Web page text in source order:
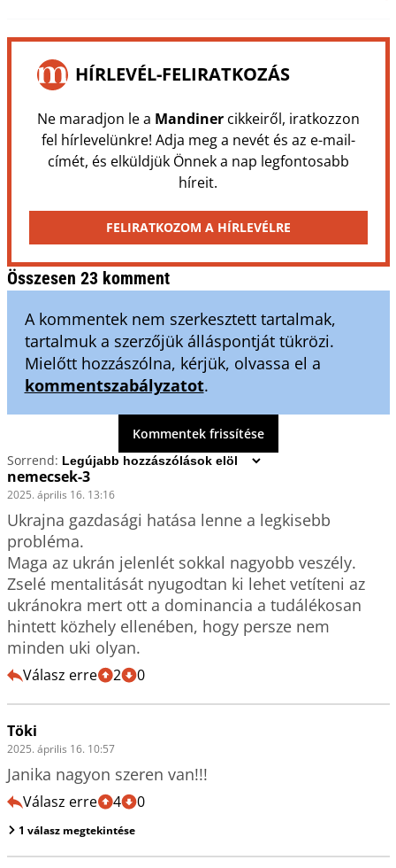
HÍRLEVÉL-FELIRATKOZÁS
Ne maradjon le a Mandinercikkeiről, iratkozzon
fel hírlevelünkre! Adja meg a nevét és az e-mail-
címét, és elküldjük Önnek a nap legfontosabb
híreit.
FELIRATKOZOM A HÍRLEVÉLRE
Összesen 23 komment
A kommentek nem szerkesztett tartalmak,
tartalmuk a szerzőjük álláspontját tükrözi.
Mielőtt hozzászólna, kérjük, olvassa el a
kommentszabályzatot.
Kommentek frissítése
Sorrend:
nemecsek-3
2025. április 16. 13:16
Ukrajna gazdasági hatása lenne a legkisebb
probléma.
Maga az ukrán jelenlét sokkal nagyobb veszély.
Zselé mentalitását nyugodtan ki lehet vetíteni az
ukránokra mert ott a dominancia a tudálékosan
hintett közhely ellenében, hogy persze nem
minden uki olyan.
Válasz erre 2 0
Töki
2025. április 16. 10:57
Janika nagyon szeren van!!!
Válasz erre 4 0
1 válasz megtekintése